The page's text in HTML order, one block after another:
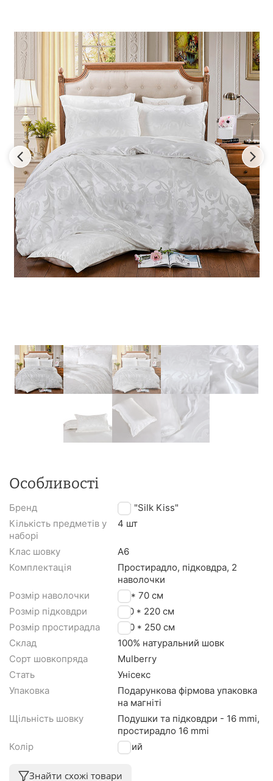
Особливості
Бренд
TM "Silk Kiss"
Кількість предметів у
наборі
4 шт
Клас шовку
A6
Комплектація
Простирадло, підковдра, 2
наволочки
Розмір наволочки
50 * 70 см
Розмір підковдри
200 * 220 см
Розмір простирадла
230 * 250 см
Склад
100% натуральний шовк
Сорт шовкопряда
Mulberry
Стать
Унісекс
Упаковка
Подарункова фірмова упаковка
на магніті
Щільність шовку
Подушки та підковдри - 16 mmi,
простирадло 16 mmi
Колір
Білий
Знайти схожі товари